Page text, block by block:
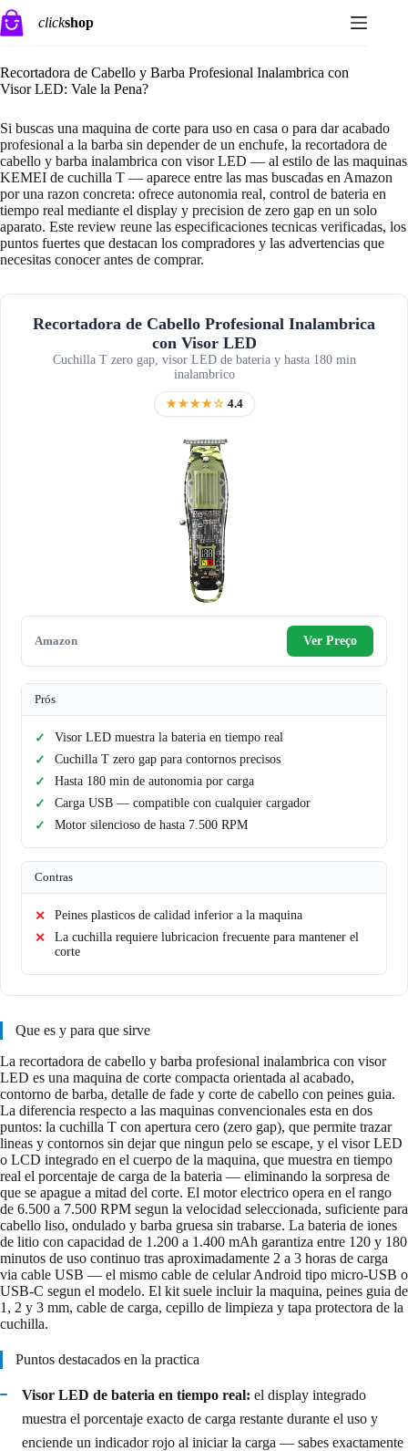
Saltar
al
contenido
clickshop
Recortadora de Cabello y Barba Profesional Inalambrica con
Visor LED: Vale la Pena?
Si buscas una maquina de corte para uso en casa o para dar acabado
profesional a la barba sin depender de un enchufe, la recortadora de
cabello y barba inalambrica con visor LED — al estilo de las maquinas
KEMEI de cuchilla T — aparece entre las mas buscadas en Amazon
por una razon concreta: ofrece autonomia real, control de bateria en
tiempo real mediante el display y precision de zero gap en un solo
aparato. Este review reune las especificaciones tecnicas verificadas, los
puntos fuertes que destacan los compradores y las advertencias que
necesitas conocer antes de comprar.
Recortadora de Cabello Profesional Inalambrica
con Visor LED
Cuchilla T zero gap, visor LED de bateria y hasta 180 min
inalambrico
★★★★☆ 4.4
Amazon Ver Preço
Prós
Visor LED muestra la bateria en tiempo real
Cuchilla T zero gap para contornos precisos
Hasta 180 min de autonomia por carga
Carga USB — compatible con cualquier cargador
Motor silencioso de hasta 7.500 RPM
Contras
Peines plasticos de calidad inferior a la maquina
La cuchilla requiere lubricacion frecuente para mantener el
corte
Que es y para que sirve
La recortadora de cabello y barba profesional inalambrica con visor
LED es una maquina de corte compacta orientada al acabado,
contorno de barba, detalle de fade y corte de cabello con peines guia.
La diferencia respecto a las maquinas convencionales esta en dos
puntos: la cuchilla T con apertura cero (zero gap), que permite trazar
lineas y contornos sin dejar que ningun pelo se escape, y el visor LED
o LCD integrado en el cuerpo de la maquina, que muestra en tiempo
real el porcentaje de carga de la bateria — eliminando la sorpresa de
que se apague a mitad del corte. El motor electrico opera en el rango
de 6.500 a 7.500 RPM segun la velocidad seleccionada, suficiente para
cabello liso, ondulado y barba gruesa sin trabarse. La bateria de iones
de litio con capacidad de 1.200 a 1.400 mAh garantiza entre 120 y 180
minutos de uso continuo tras aproximadamente 2 a 3 horas de carga
via cable USB — el mismo cable de celular Android tipo micro-USB o
USB-C segun el modelo. El kit suele incluir la maquina, peines guia de
1, 2 y 3 mm, cable de carga, cepillo de limpieza y tapa protectora de la
cuchilla.
Puntos destacados en la practica
Visor LED de bateria en tiempo real: el display integrado
muestra el porcentaje exacto de carga restante durante el uso y
enciende un indicador rojo al iniciar la carga — sabes exactamente